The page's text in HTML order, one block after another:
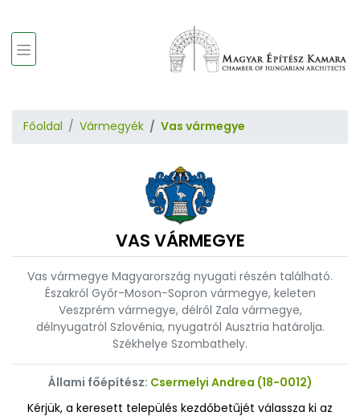
Főoldal Vármegyék Vas vármegye
VAS VÁRMEGYE
Vas vármegye Magyarország nyugati részén található.
Északról Győr-Moson-Sopron vármegye, keleten
Veszprém vármegye, délről Zala vármegye,
délnyugatról Szlovénia, nyugatról Ausztria határolja.
Székhelye Szombathely.
Állami főépítész: Csermelyi Andrea (18-0012)
Kérjük, a keresett település kezdőbetűjét válassza ki az